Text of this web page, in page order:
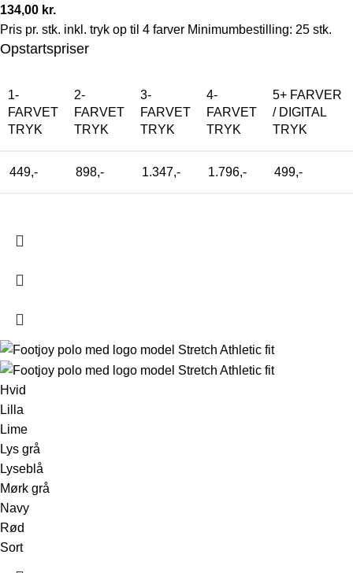
134,00 kr.
Pris pr. stk. inkl. tryk op til 4 farver Minimumbestilling: 25 stk.
Opstartspriser
1-
FARVET
TRYK
2-
FARVET
TRYK
3-
FARVET
TRYK
4-
FARVET
TRYK
5+ FARVER
/ DIGITAL
TRYK
449,- 898,- 1.347,- 1.796,- 499,-
Hvid
Lilla
Lime
Lys grå
Lyseblå
Mørk grå
Navy
Rød
Sort